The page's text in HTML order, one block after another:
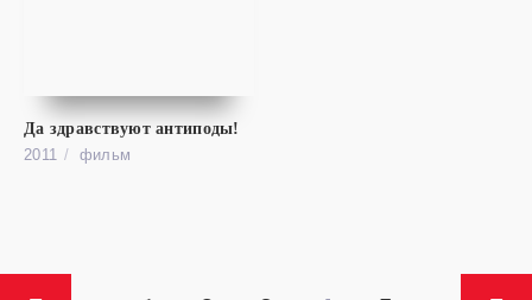
Да здравствуют антиподы!
2011
фильм